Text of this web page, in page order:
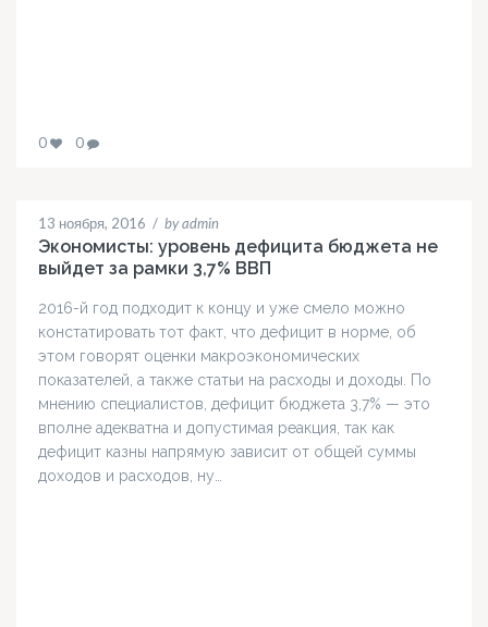
0 0
13 ноября, 2016 / by admin
Экономисты: уровень дефицита бюджета не
выйдет за рамки 3,7% ВВП
2016-й год подходит к концу и уже смело можно
констатировать тот факт, что дефицит в норме, об
этом говорят оценки макроэкономических
показателей, а также статьи на расходы и доходы. По
мнению специалистов, дефицит бюджета 3,7% — это
вполне адекватна и допустимая реакция, так как
дефицит казны напрямую зависит от общей суммы
доходов и расходов, ну…